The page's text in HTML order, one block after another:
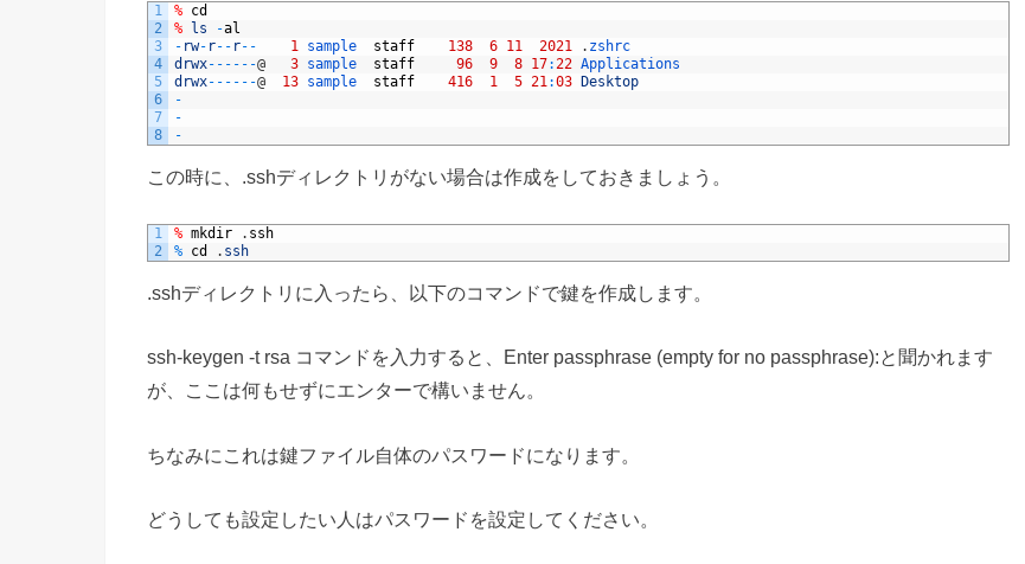
1
2
3
4
5
6
7
8
% cd
% ls -al
- rw- r-- r-- 1 sample staff 138 6 11 2021 . zshrc
drwx-- -- --@ 3 sample staff 96 9 8 17: 22 Applications
drwx-- -- --@ 13 sample staff 416 1 5 21 :03 Desktop
-
-
-
この時に、.sshディレクトリがない場合は作成をしておきましょう。
1
2
% mkdir . ssh
% cd . ssh
.sshディレクトリに入ったら、以下のコマンドで鍵を作成します。
ssh-keygen -t rsa コマンドを入力すると、Enter passphrase (empty for no passphrase):と聞かれます
が、ここは何もせずにエンターで構いません。
ちなみにこれは鍵ファイル自体のパスワードになります。
どうしても設定したい人はパスワードを設定してください。